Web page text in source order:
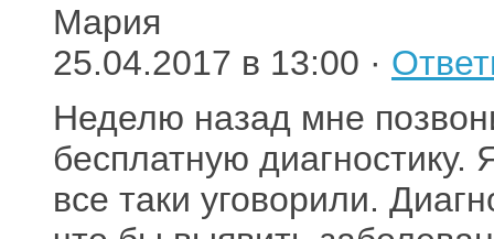
Мария
25.04.2017 в 13:00 ·
Неделю назад мне
бесплатную
все таки уговорили.